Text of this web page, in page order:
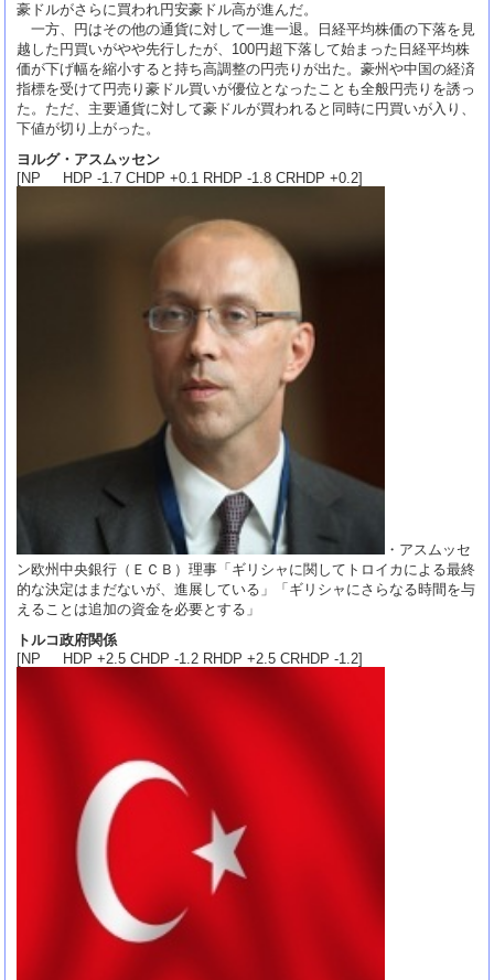
豪ドルがさらに買われ円安豪ドル高が進んだ。
一方、円はその他の通貨に対して一進一退。日経平均株価の下落を見
越した円買いがやや先行したが、100円超下落して始まった日経平均株
価が下げ幅を縮小すると持ち高調整の円売りが出た。豪州や中国の経済
指標を受けて円売り豪ドル買いが優位となったことも全般円売りを誘っ
た。ただ、主要通貨に対して豪ドルが買われると同時に円買いが入り、
下値が切り上がった。
ヨルグ・アスムッセン
[NP HDP -1.7 CHDP +0.1 RHDP -1.8 CRHDP +0.2]
・アスムッセ
ン欧州中央銀行（ＥＣＢ）理事「ギリシャに関してトロイカによる最終
的な決定はまだないが、進展している」「ギリシャにさらなる時間を与
えることは追加の資金を必要とする」
トルコ政府関係
[NP HDP +2.5 CHDP -1.2 RHDP +2.5 CRHDP -1.2]